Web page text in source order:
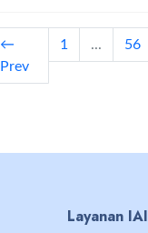
←
Prev
1 ... 56
Layanan IAI